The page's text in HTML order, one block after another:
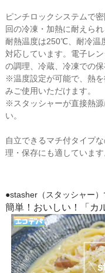
ピンチロックシステムで
回の冷凍・加熱に耐えられ
耐熱温度は250℃、耐冷温
対応しています。電子レ
の調理、冷蔵、冷凍での
※温度設定が可能で、熱
みご使用いただけます。
※スタッシャーが直接熱
い。
自立できるマチ付タイプ
理・保存にも適しています
●stasher（スタッシャー）
簡単！おいしい！「カ